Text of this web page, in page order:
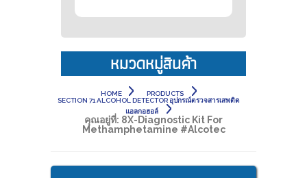
หมวดหมู่สินค้า
HOME
PRODUCTS
SECTION 71 ALCOHOL DETECTOR อุปกรณ์ตรวจสารเสพติด
แอลกอฮอล์
คุณอยู่ที่: 8X-Diagnostic Kit For
Methamphetamine #Alcotec